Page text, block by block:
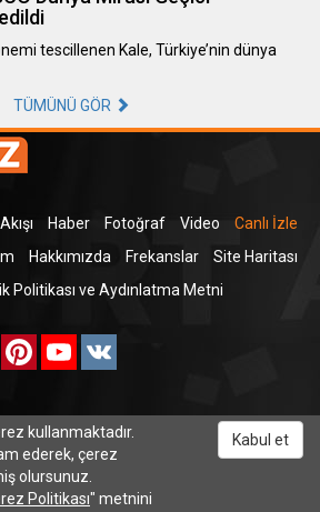
tescillenen Kale, Türkiye’nin dünya
TÜMÜNÜ GÖR
Haber Fotoğraf Video
Canlı İzle
Hakkımızda Frekanslar
Site Haritası
Politikası ve Aydınlatma Metni
InstagramPinterestYouTube
kullanmaktadır.
ederek, çerez
olursunuz.
Politikası" metnini
Kabul et